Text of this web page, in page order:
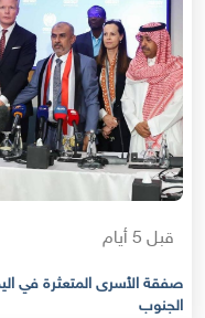
قبل 5 أيام
صفقة الأسرى المتعثرة في
الجنوب